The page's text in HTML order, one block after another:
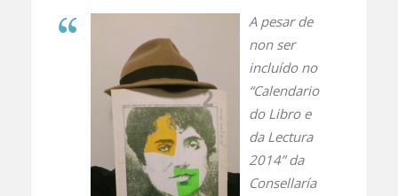
A pesar de
non ser
incluído no
“Calendario
do Libro e
da Lectura
2014” da
Consellaría